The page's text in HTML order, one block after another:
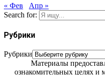
« Фев
Апр »
Search for:
Рубрики
Рубрики
Материалы
ознакомительных целях и